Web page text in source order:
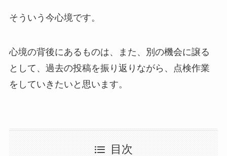
そういう今心境です。
心境の背後にあるものは、また、別の機会に譲る
として、過去の投稿を振り返りながら、点検作業
をしていきたいと思います。
目次